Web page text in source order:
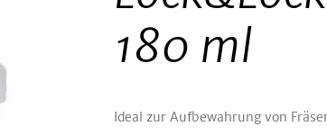
180 ml
Ideal zur Aufbewahrung von